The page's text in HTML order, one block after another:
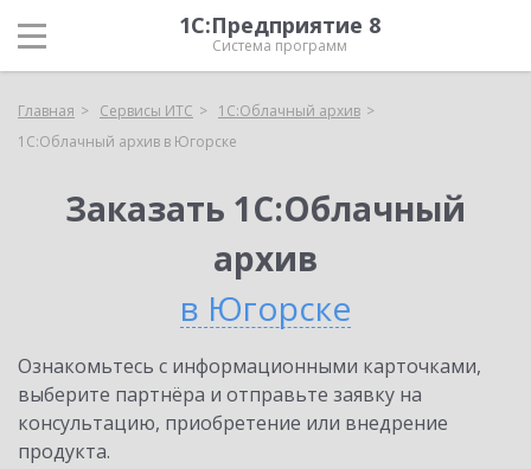
1С:Предприятие 8
Система программ
Главная Сервисы ИТС
1С:Облачный архив
1С:Облачный архив в Югорске
Заказать 1С:Облачный
архив
в Югорске
Ознакомьтесь с информационными карточками,
выберите партнёра и отправьте заявку на
консультацию, приобретение или внедрение
продукта.